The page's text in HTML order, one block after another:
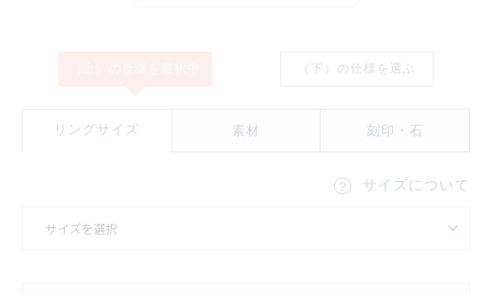
（下）の仕様を 選ぶ
リングサイズ 素材 刻印・石
サイズについて